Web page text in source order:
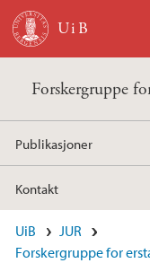
Hopp til hovedinnhold
Forskergruppe
Publikasjoner
Kontakt
UiB
JUR
Forskergruppe for